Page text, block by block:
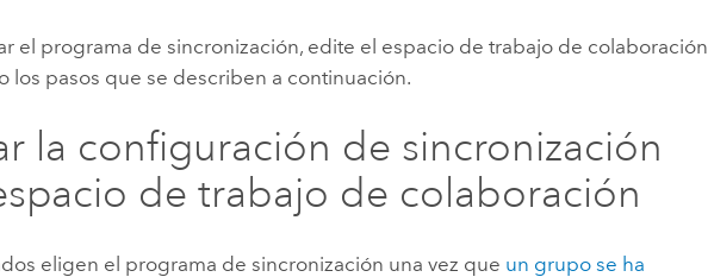
el programa de sincronización, edite el espacio de trabajo de colaboración
los pasos que se describen a continuación.
la configuración de sincronización
de trabajo de colaboración
eligen el programa de sincronización una vez que un grupo se ha